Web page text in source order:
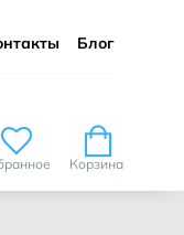
Блог
Корзина